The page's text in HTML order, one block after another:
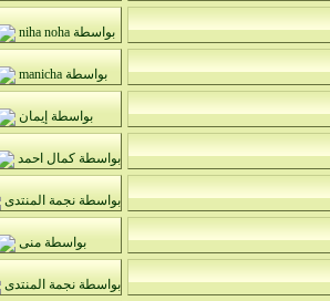
بواسطةniha noha
بواسطةmanicha
بواسطة إيمان
بواسطةكمال احمد
بواسطةنجمة المنتدى
بواسطةمنى
بواسطةنجمة المنتدى